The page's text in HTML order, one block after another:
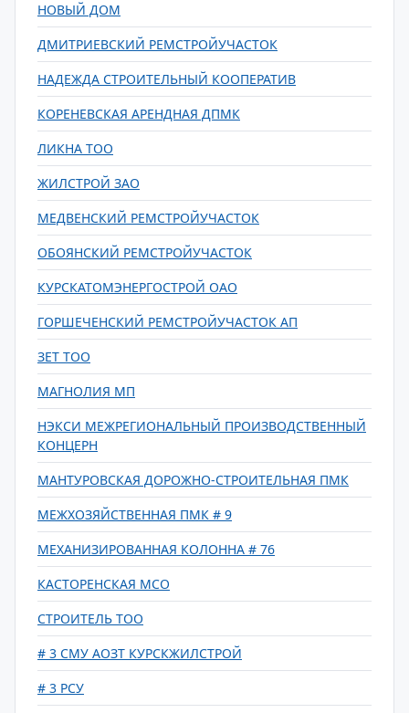
НОВЫЙ ДОМ
ДМИТРИЕВСКИЙ РЕМСТРОЙУЧАСТОК
НАДЕЖДА СТРОИТЕЛЬНЫЙ КООПЕРАТИВ
КОРЕНЕВСКАЯ АРЕНДНАЯ ДПМК
ЛИКНА ТОО
ЖИЛСТРОЙ ЗАО
МЕДВЕНСКИЙ РЕМСТРОЙУЧАСТОК
ОБОЯНСКИЙ РЕМСТРОЙУЧАСТОК
КУРСКАТОМЭНЕРГОСТРОЙ ОАО
ГОРШЕЧЕНСКИЙ РЕМСТРОЙУЧАСТОК АП
ЗЕТ ТОО
МАГНОЛИЯ МП
НЭКСИ МЕЖРЕГИОНАЛЬНЫЙ ПРОИЗВОДСТВЕННЫЙ
КОНЦЕРН
МАНТУРОВСКАЯ ДОРОЖНО-СТРОИТЕЛЬНАЯ ПМК
МЕЖХОЗЯЙСТВЕННАЯ ПМК # 9
МЕХАНИЗИРОВАННАЯ КОЛОННА # 76
КАСТОРЕНСКАЯ МСО
СТРОИТЕЛЬ ТОО
# 3 СМУ АОЗТ КУРСКЖИЛСТРОЙ
# 3 РСУ